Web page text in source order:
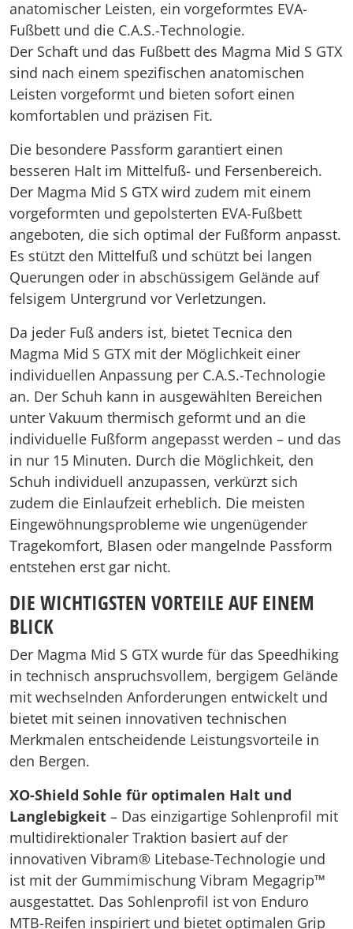
anatomischer Leisten, ein vorgeformtes EVA-
Fußbett und die C.A.S.-Technologie.
Der Schaft und das Fußbett des Magma Mid S GTX
sind nach einem spezifischen anatomischen
Leisten vorgeformt und bieten sofort einen
komfortablen und präzisen Fit.
Die besondere Passform garantiert einen
besseren Halt im Mittelfuß- und Fersenbereich.
Der Magma Mid S GTX wird zudem mit einem
vorgeformten und gepolsterten EVA-Fußbett
angeboten, die sich optimal der Fußform anpasst.
Es stützt den Mittelfuß und schützt bei langen
Querungen oder in abschüssigem Gelände auf
felsigem Untergrund vor Verletzungen.
Da jeder Fuß anders ist, bietet Tecnica den
Magma Mid S GTX mit der Möglichkeit einer
individuellen Anpassung per C.A.S.-Technologie
an. Der Schuh kann in ausgewählten Bereichen
unter Vakuum thermisch geformt und an die
individuelle Fußform angepasst werden – und das
in nur 15 Minuten. Durch die Möglichkeit, den
Schuh individuell anzupassen, verkürzt sich
zudem die Einlaufzeit erheblich. Die meisten
Eingewöhnungsprobleme wie ungenügender
Tragekomfort, Blasen oder mangelnde Passform
entstehen erst gar nicht.
DIE WICHTIGSTEN VORTEILE AUF EINEM
BLICK
Der Magma Mid S GTX wurde für das Speedhiking
in technisch anspruchsvollem, bergigem Gelände
mit wechselnden Anforderungen entwickelt und
bietet mit seinen innovativen technischen
Merkmalen entscheidende Leistungsvorteile in
den Bergen.
XO-Shield Sohle für optimalen Halt und
Langlebigkeit – Das einzigartige Sohlenprofil mit
multidirektionaler Traktion basiert auf der
innovativen Vibram® Litebase-Technologie und
ist mit der Gummimischung Vibram Megagrip™
ausgestattet. Das Sohlenprofil ist von Enduro
MTB-Reifen inspiriert und bietet optimalen Grip